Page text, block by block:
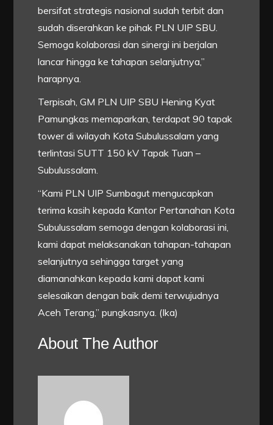
bersifat strategis nasional sudah terbit dan
sudah diserahkan ke pihak PLN UIP SBU.
Semoga kolaborasi dan sinergi ini berjalan
lancar hingga ke tahapan selanjutnya,”
harapnya.
Terpisah, GM PLN UIP SBU Hening Kyat
Pamungkas memaparkan, terdapat 90 tapak
tower di wilayah Kota Subulussalam yang
terlintasi SUTT 150 kV Tapak Tuan –
Subulussalam.
“Kami PLN UIP Sumbagut mengucapkan
terima kasih kepada Kantor Pertanahan Kota
Subulussalam semoga dengan kolaborasi ini,
kami dapat melaksanakan tahapan-tahapan
selanjutnya sehingga target yang
diamanahkan kepada kami dapat kami
selesaikan dengan baik demi terwujudnya
Aceh Terang,” pungkasnya. (Ika)
About The Author